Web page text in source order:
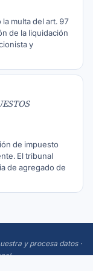
multa del art. 97
de la liquidación
y
de impuesto
El tribunal
de agregado de
y procesa datos ·
.